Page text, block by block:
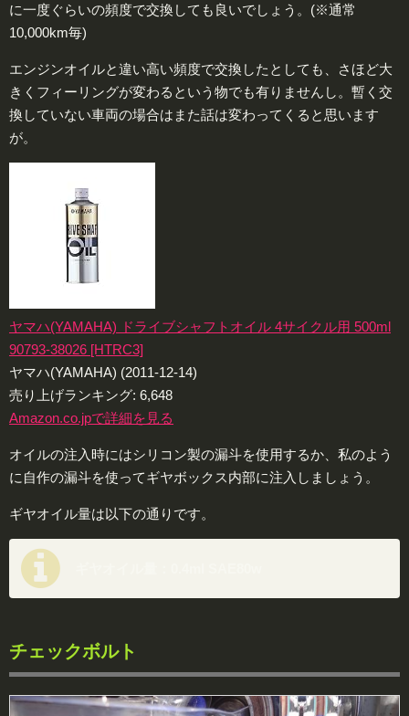
に一度ぐらいの頻度で交換しても良いでしょう。(※通常
10,000km毎)
エンジンオイルと違い高い頻度で交換したとしても、さほど大
きくフィーリングが変わるという物でも有りませんし。暫く交
換していない車両の場合はまた話は変わってくると思います
が。
ヤマハ(YAMAHA) ドライブシャフトオイル 4サイクル用 500ml
90793-38026 [HTRC3]
ヤマハ(YAMAHA) (2011-12-14)
売り上げランキング: 6,648
Amazon.co.jpで詳細を見る
オイルの注入時にはシリコン製の漏斗を使用するか、私のよう
に自作の漏斗を使ってギヤボックス内部に注入しましょう。
ギヤオイル量は以下の通りです。
チェックボルト